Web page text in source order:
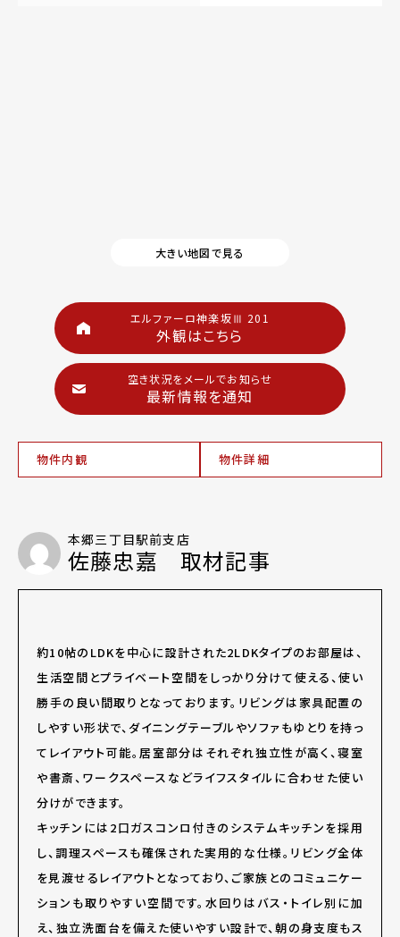
大きい地図で見る
エルファーロ神楽坂Ⅲ 201
外観はこちら
空き状況をメールでお知らせ
最新情報を通知
物件内観 物件詳細
本郷三丁目駅前支店
佐藤忠嘉 取材記事
約10帖のLDKを中心に設計された2LDKタイプのお部屋は、
生活空間とプライベート空間をしっかり分けて使える、使い
勝手の良い間取りとなっております。リビングは家具配置の
しやすい形状で、ダイニングテーブルやソファもゆとりを持っ
てレイアウト可能。居室部分はそれぞれ独立性が高く、寝室
や書斎、ワークスペースなどライフスタイルに合わせた使い
分けができます。
キッチンには2口ガスコンロ付きのシステムキッチンを採用
し、調理スペースも確保された実用的な仕様。リビング全体
を見渡せるレイアウトとなっており、ご家族とのコミュニケー
ションも取りやすい空間です。水回りはバス・トイレ別に加
え、独立洗面台を備えた使いやすい設計で、朝の身支度もス